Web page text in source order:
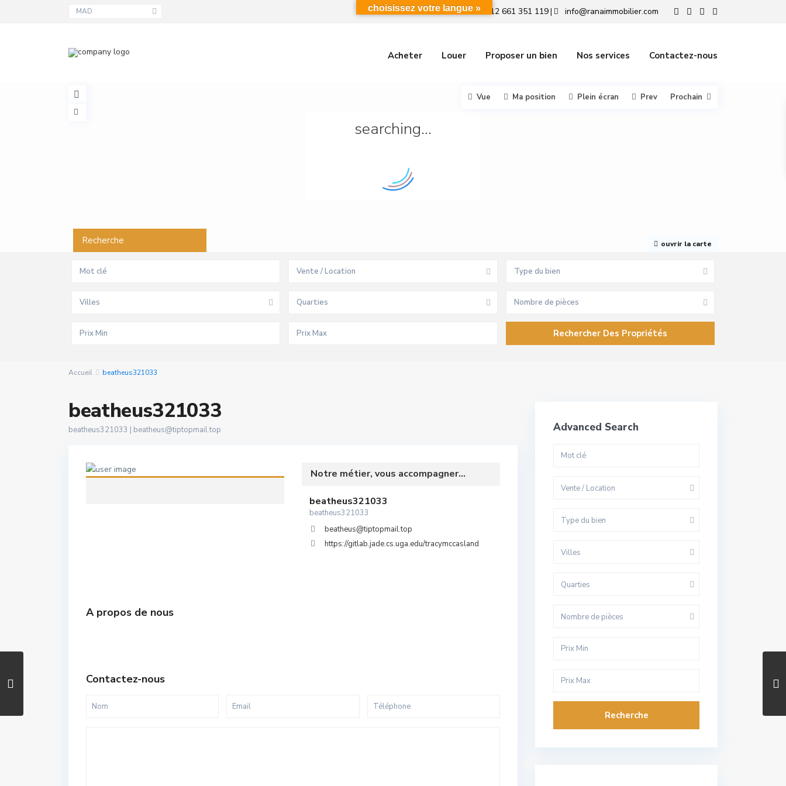
MAD +212 661 351 119| info@ranaimmobilier.com
Acheter Louer Proposer un bien Nos services Contactez-nous
searching...
ouvrir la carte
Vue Ma position Plein écran Prev Prochain
Recherche
Vente / Location Type du bien
Villes Quarties Nombre de pièces
Accueil beatheus321033
beatheus321033
beatheus321033 | beatheus@tiptopmail.top
Notre métier, vous accompagner...
beatheus321033
beatheus321033
beatheus@tiptopmail.top
https://gitlab.jade.cs.uga.edu/tracymccasland
A propos de nous
Contactez-nous
Advanced Search
Vente / Location
Type du bien
Villes
Quarties
Nombre de pièces
Recherche
choisissez votre langue »